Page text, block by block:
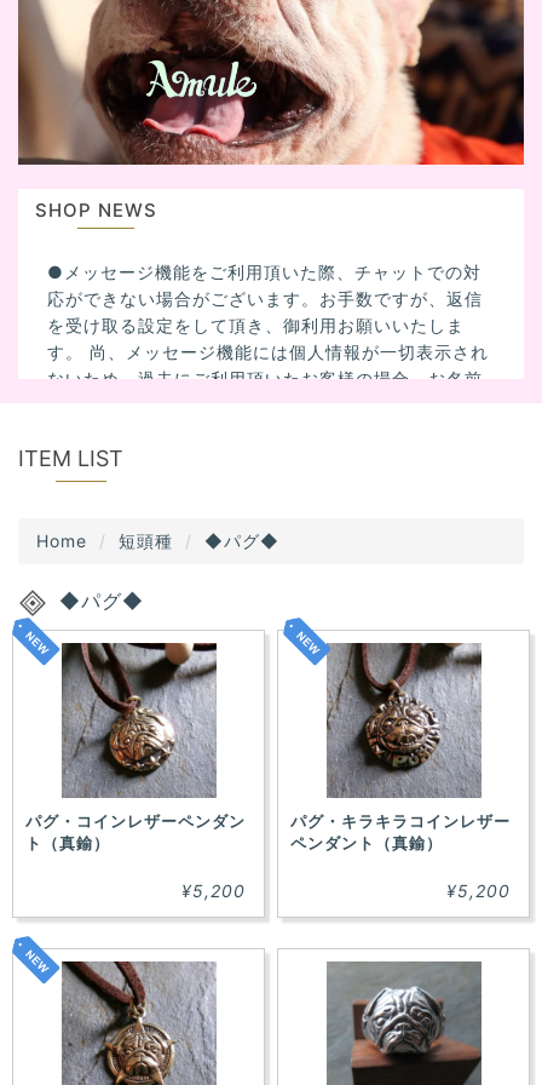
g
a
i
o
n
SHOP NEWS
●メッセージ機能をご利用頂いた際、チャットでの対
応ができない場合がございます。お手数ですが、返信
を受け取る設定をして頂き、御利用お願いいたしま
す。 尚、メッセージ機能には個人情報が一切表示され
ないため、過去にご利用頂いたお客様の場合、お名前
ITEM LIST
Home 短頭種 ◆パグ◆
◆パグ◆
パグ・コインレザーペンダン
ト（真鍮）
¥5,200
パグ・キラキラコインレザー
ペンダント（真鍮）
¥5,200